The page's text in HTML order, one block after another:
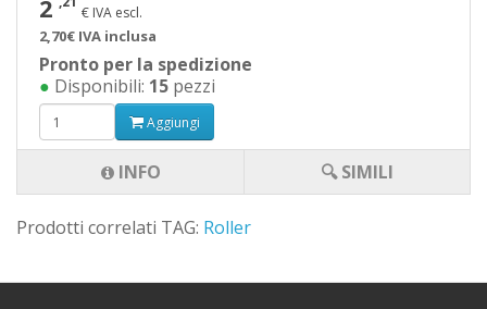
2 € IVA escl.
2,70€ IVA inclusa
Pronto per la spedizione
● Disponibili: 15 pezzi
Aggiungi
INFO 🔍 SIMILI
Prodotti correlati TAG: Roller